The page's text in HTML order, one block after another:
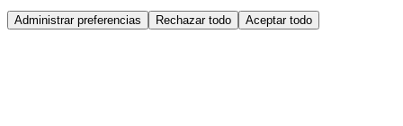
Administrar preferencias Rechazar todo Aceptar todo